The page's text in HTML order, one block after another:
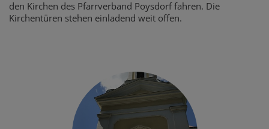
den Kirchen des Pfarrverband Poysdorf fahren. Die
Kirchentüren stehen einladend weit offen.